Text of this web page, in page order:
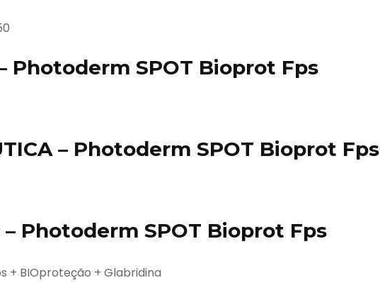
Photoderm SPOT Bioprot Fps
– Photoderm SPOT Bioprot Fps
– Photoderm SPOT Bioprot Fps
+ BIOproteção + Glabridina